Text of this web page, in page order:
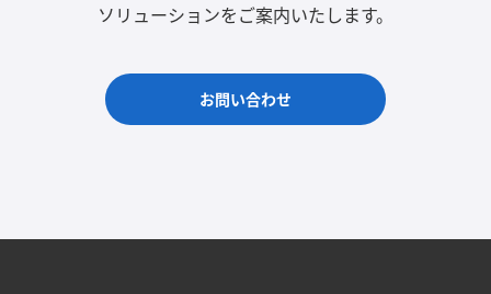
ソリューションをご案内いたします。
お問い合わせ